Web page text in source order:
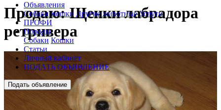
Объявления
Собаки Кошки Другие животные Услуги
ПРОФИ
Породы
Собаки Кошки
Статьи
Личный кабинет
ПОДАТЬ ОБЪЯВЛЕНИЕ
Подать объявление
Продаю: Щенки лабрадора
ретривера